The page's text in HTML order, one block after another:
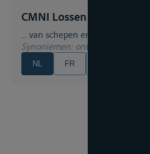
CMNI Lossen
... van schepen en goederen
Synoniemen: ontladen,
NL FR